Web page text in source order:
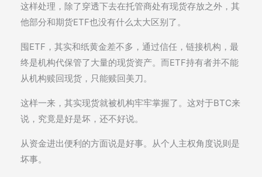
这样处理，除了穿透下去在托管商处有现货存放之外，其
他部分和期货ETF也没有什么太大区别了。
囤ETF，其实和纸黄金差不多，通过信任，链接机构，最
终是机构代保管了大量的现货资产。而ETF持有者并不能
从机构赎回现货，只能赎回美刀。
这样一来，其实现货就被机构牢牢掌握了。这对于BTC来
说，究竟是好是坏，还不好说。
从资金进出便利的方面说是好事。从个人主权角度说则是
坏事。